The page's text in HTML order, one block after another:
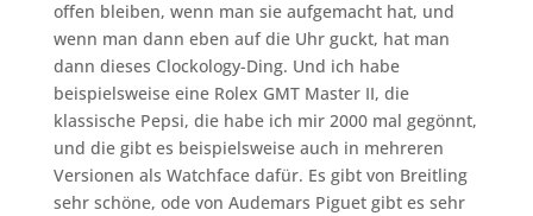
offen bleiben, wenn man sie aufgemacht hat, und
wenn man dann eben auf die Uhr guckt, hat man
dann dieses Clockology-Ding. Und ich habe
beispielsweise eine Rolex GMT Master II, die
klassische Pepsi, die habe ich mir 2000 mal gegönnt,
und die gibt es beispielsweise auch in mehreren
Versionen als Watchface dafür. Es gibt von Breitling
sehr schöne, ode von Audemars Piguet gibt es sehr